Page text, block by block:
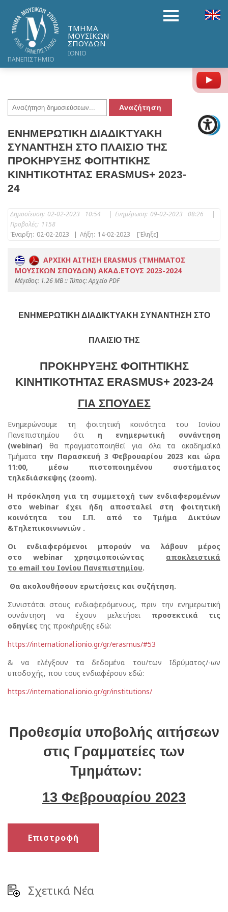
ΤΜΗΜΑ
ΜΟΥΣΙΚΩΝ
ΣΠΟΥΔΩΝ
ΙΟΝΙΟ
ΠΑΝΕΠΙΣΤΗΜΙΟ
ΕΝΗΜΕΡΩΤΙΚΗ ΔΙΑΔΙΚΤΥΑΚΗ
ΣΥΝΑΝΤΗΣΗ ΣΤΟ ΠΛΑΙΣΙΟ ΤΗΣ
ΠΡΟΚΗΡΥΞΗΣ ΦΟΙΤΗΤΙΚΗΣ
ΚΙΝΗΤΙΚΟΤΗΤΑΣ ERASMUS+ 2023-
24
Δημοσίευση: 02-02-2023 10:54 | Ενημέρωση: 09-02-2023 08:26
|
Προβολές: 1158
Έναρξη: 02-02-2023 | Λήξη: 14-02-2023 [Έληξε]
ΑΡΧΙΚΗ ΑΙΤΗΣΗ ERASMUS (ΤΜΗΜΑΤΟΣ
ΜΟΥΣΙΚΩΝ ΣΠΟΥΔΩΝ) ΑΚΑΔ.ΕΤΟΥΣ 2023-2024
Mέγεθος: 1.26 MB :: Τύπος: Αρχείο PDF
ΕΝΗΜΕΡΩΤΙΚΗ ΔΙΑΔΙΚΤΥΑΚΗ ΣΥΝΑΝΤΗΣΗ ΣΤΟ
ΠΛΑΙΣΙΟ ΤΗΣ
ΠΡΟΚΗΡΥΞΗΣ ΦΟΙΤΗΤΙΚΗΣ
ΚΙΝΗΤΙΚΟΤΗΤΑΣ ERASMUS+ 2023-24
ΓΙΑ ΣΠΟΥΔΕΣ
Ενημερώνουμε τη φοιτητική κοινότητα του Ιονίου
Πανεπιστημίου ότι η ενημερωτική συνάντηση
(webinar) θα πραγματοποιηθεί για όλα τα ακαδημαϊκά
Τμήματα την Παρασκευή 3 Φεβρουαρίου 2023 και ώρα
11:00,
μέσω πιστοποιημένου συστήματος
τηλεδιάσκεψης (zoom).
Η πρόσκληση για τη συμμετοχή των ενδιαφερομένων
στο webinar
έχει ήδη αποσταλεί στη φοιτητική
κοινότητα του Ι.Π. από το Τμήμα Δικτύων
&Τηλεπικοινωνιών .
Οι ενδιαφερόμενοι μπορούν να λάβουν μέρος
στο webinar χρησιμοποιώντας αποκλειστικά
το email του Ιονίου Πανεπιστημίου.
Θα ακολουθήσουν ερωτήσεις και συζήτηση.
Συνιστάται στους ενδιαφερόμενους, πριν την ενημερωτική
συνάντηση να έχουν μελετήσει προσεκτικά τις
οδηγίες της προκήρυξης εδώ:
https://international.ionio.gr/gr/erasmus/#53
& να ελέγξουν τα δεδομένα του/των Ιδρύματος/-ων
υποδοχής, που τους ενδιαφέρουν εδώ:
https://international.ionio.gr/gr/institutions/
Προθεσμία υποβολής αιτήσεων
στις Γραμματείες των
Τμημάτων:
13 Φεβρουαρίου 2023
Επιστροφή
Σχετικά Νέα